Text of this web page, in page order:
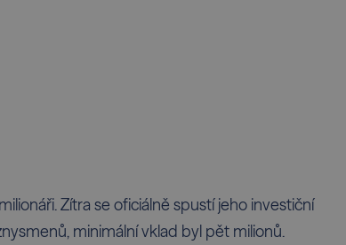
Zítra se oficiálně spustí jeho investiční
minimální vklad byl pět milionů.